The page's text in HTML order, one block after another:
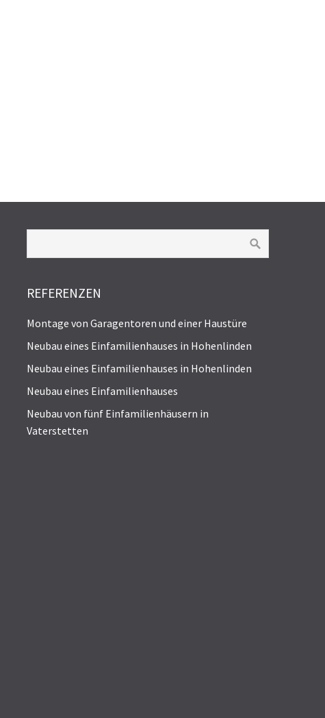
REFERENZEN
Montage von Garagentoren und einer Haustüre
Neubau eines Einfamilienhauses in Hohenlinden
Neubau eines Einfamilienhauses in Hohenlinden
Neubau eines Einfamilienhauses
Neubau von fünf Einfamilienhäusern in
Vaterstetten